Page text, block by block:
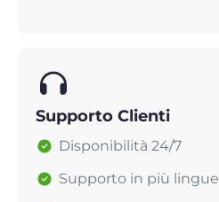
Supporto Clienti
Disponibilità 24/7
Supporto in più lingue